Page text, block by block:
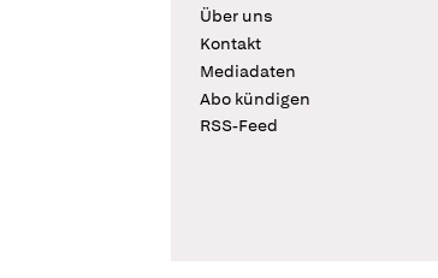
Über uns
Kontakt
Mediadaten
Abo kündigen
RSS-Feed